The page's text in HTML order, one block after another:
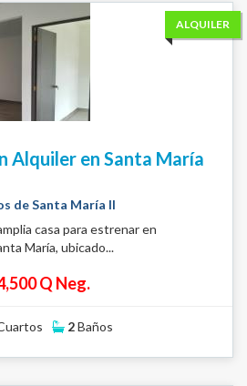
ALQUILER
Alquiler en Santa María
de Santa María II
casa para estrenar en
María, ubicado...
Q Neg.
2Baños